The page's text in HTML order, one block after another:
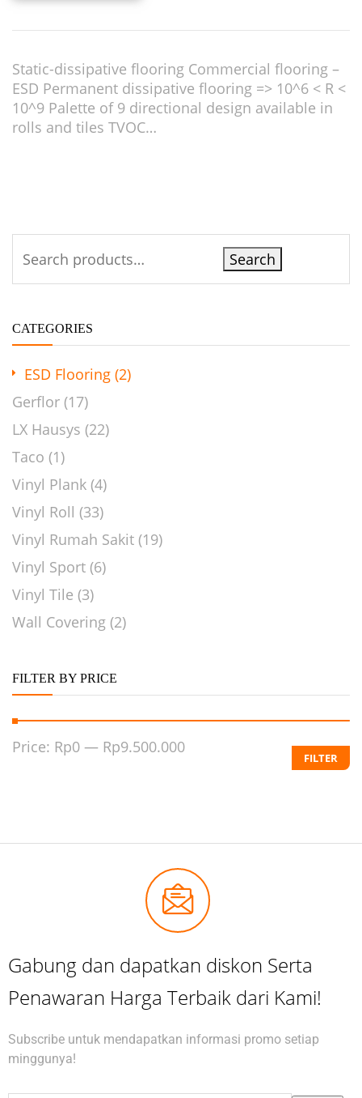
Search
CATEGORIES
ESD Flooring (2)
Gerflor (17)
LX Hausys (22)
Taco (1)
Vinyl Plank (4)
Vinyl Roll (33)
Vinyl Rumah Sakit (19)
Vinyl Sport (6)
Vinyl Tile (3)
Wall Covering (2)
FILTER BY PRICE
FILTER
Price: Rp0 — Rp9.500.000
Static-dissipative flooring Commercial flooring –
ESD Permanent dissipative flooring => 10^6 < R <
10^9 Palette of 9 directional design available in
rolls and tiles TVOC…
Gabung dan dapatkan diskon Serta
Penawaran Harga Terbaik dari Kami!
Subscribe untuk mendapatkan informasi promo setiap
minggunya!